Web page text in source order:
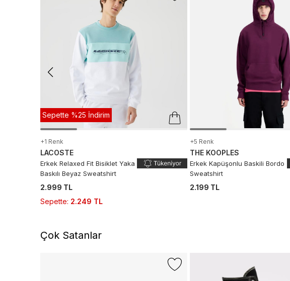
Sepette %25 İndirim
+1 Renk
LACOSTE
Erkek Relaxed Fit Bisiklet Yaka
Baskılı Beyaz Sweatshirt
2.999 TL
Sepette: 2.249 TL
+5 Renk
THE KOOPLES
Erkek Kapüşonlu Baskili Bordo
Sweatshirt
2.199 TL
Çok Satanlar